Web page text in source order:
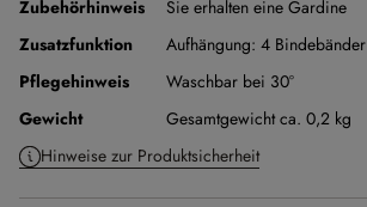
Zubehörhinweis
Sie erhalten eine Gardine
Zusatzfunktion
Aufhängung: 4 Bindebänder
Pflegehinweis
Waschbar bei 30°
Gewicht
Gesamtgewicht ca. 0,2 kg
Hinweise zur Produktsicherheit